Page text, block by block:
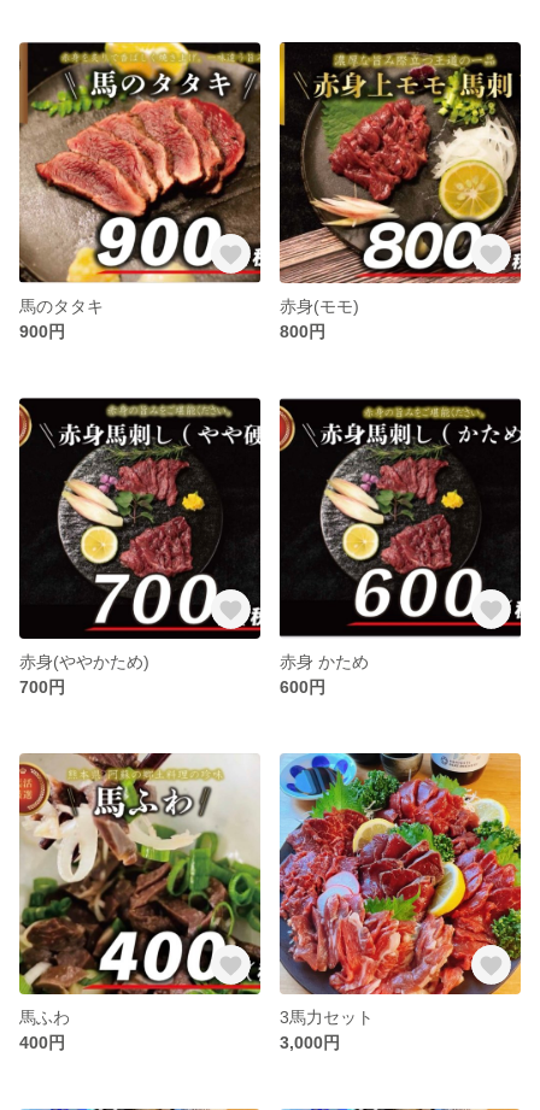
馬のタタキ
900円
赤身(モモ)
800円
赤身(ややかため)
700円
赤身 かため
600円
馬ふわ
400円
3馬力セット
3,000円